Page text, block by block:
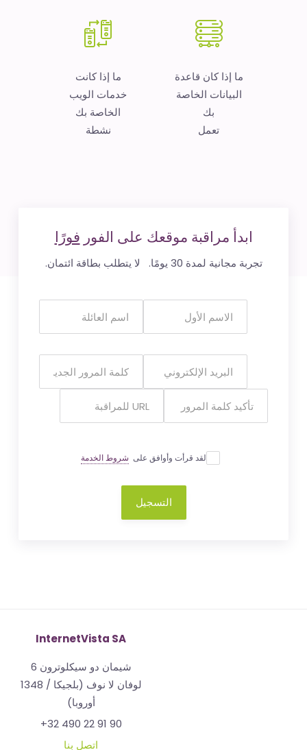
ما إذا كان قاعدة
البيانات الخاصة
بك
تعمل
ما إذا كانت
خدمات الويب
الخاصة بك
نشطة
ابدأ مراقبة موقعك على الفورفورًا
تجربة مجانية لمدة 30 يومًا. لا يتطلب بطاقة ائتمان.
لقد قرأت وأوافق علىشروط الخدمة
التسجيل
InternetVista SA
شيمان دو سيكلوترون 6
1348 لوفان لا نوف (بلجيكا /
أوروبا)
+32 490 22 91 90
اتصل بنا